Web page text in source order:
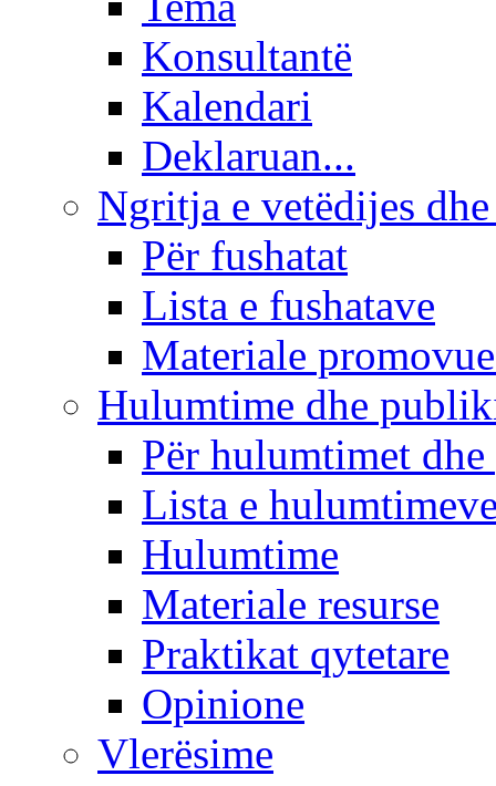
Konsultantë
Kalendari
Deklaruan...
Ngritja e vetëdijes
Për fushatat
Lista e fushatave
Materiale
Hulumtime dhe
Për hulumtimet
Lista e
Hulumtime
Materiale resurse
Praktikat qytetare
Opinione
Vlerësime